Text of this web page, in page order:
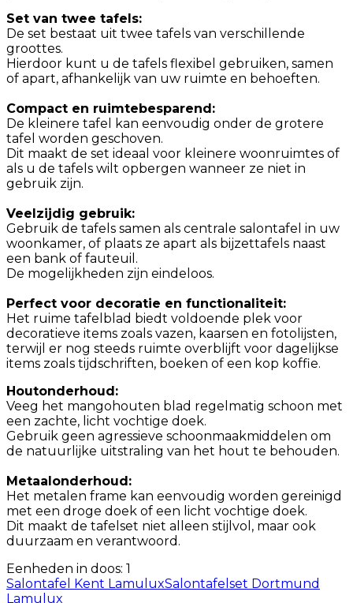
Set van twee tafels:
De set bestaat uit twee tafels van verschillende
groottes.
Hierdoor kunt u de tafels flexibel gebruiken, samen
of apart, afhankelijk van uw ruimte en behoeften.
Compact en ruimtebesparend:
De kleinere tafel kan eenvoudig onder de grotere
tafel worden geschoven.
Dit maakt de set ideaal voor kleinere woonruimtes of
als u de tafels wilt opbergen wanneer ze niet in
gebruik zijn.
Veelzijdig gebruik:
Gebruik de tafels samen als centrale salontafel in uw
woonkamer, of plaats ze apart als bijzettafels naast
een bank of fauteuil.
De mogelijkheden zijn eindeloos.
Perfect voor decoratie en functionaliteit:
Het ruime tafelblad biedt voldoende plek voor
decoratieve items zoals vazen, kaarsen en fotolijsten,
terwijl er nog steeds ruimte overblijft voor dagelijkse
items zoals tijdschriften, boeken of een kop koffie.
Houtonderhoud:
Veeg het mangohouten blad regelmatig schoon met
een zachte, licht vochtige doek.
Gebruik geen agressieve schoonmaakmiddelen om
de natuurlijke uitstraling van het hout te behouden.
Metaalonderhoud:
Het metalen frame kan eenvoudig worden gereinigd
met een droge doek of een licht vochtige doek.
Dit maakt de tafelset niet alleen stijlvol, maar ook
duurzaam en verantwoord.
Eenheden in doos: 1
Salontafel Kent LamuluxSalontafelset Dortmund
Lamulux